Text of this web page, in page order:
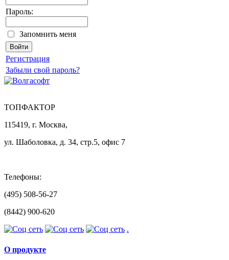
Пароль:
Запомнить меня
Регистрация
Забыли свой пароль?
ТОПФАКТОР
115419, г. Москва,
ул. Шаболовка, д. 34, стр.5, офис 7
Телефоны:
(495) 508-56-27
(8442) 900-620
.
О продукте